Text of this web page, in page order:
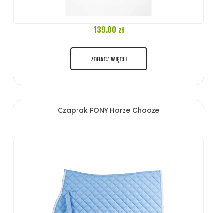
139.00 zł
ZOBACZ WIĘCEJ
Czaprak PONY Horze Chooze